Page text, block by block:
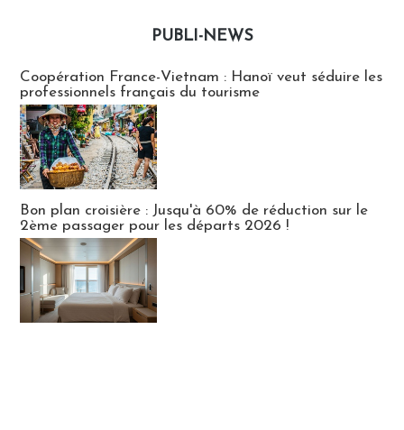
PUBLI-NEWS
Coopération France-Vietnam : Hanoï veut séduire les
professionnels français du tourisme
Bon plan croisière : Jusqu'à 60% de réduction sur le
2ème passager pour les départs 2026 !